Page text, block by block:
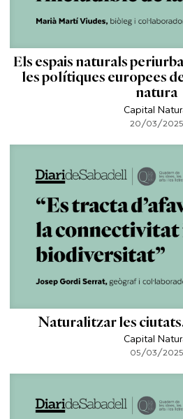
Els espais naturals
les polítiques europees
natura
Capital
20/03/2025
Naturalitzar les
Capital
05/03/2025